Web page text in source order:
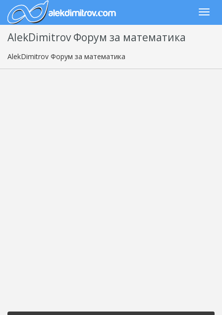
AlekDimitrov Форум за математика
AlekDimitrov Форум за математика